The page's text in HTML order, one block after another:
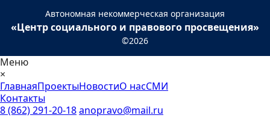
Автономная некоммерческая организация
«Центр социального и правового просвещения»
©2026
Меню
×
ГлавнаяПроектыНовостиО насСМИ
Контакты
8 (862) 291-20-18anopravo@mail.ru